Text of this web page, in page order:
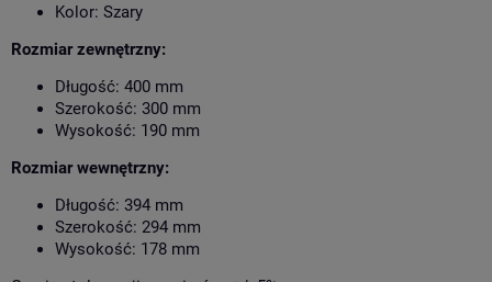
Kolor: Szary
Rozmiar zewnętrzny:
Długość: 400 mm
Szerokość: 300 mm
Wysokość: 190 mm
Rozmiar wewnętrzny:
Długość: 394 mm
Szerokość: 294 mm
Wysokość: 178 mm